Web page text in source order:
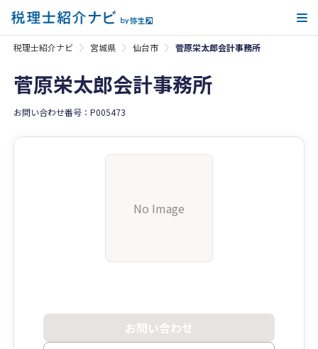
税理士紹介ナビ 宮城県 仙台市 菅原栄太郎会計事務所
菅原栄太郎会計事務所
お問い合わせ番号：P005473
No Image
お問い合わせ